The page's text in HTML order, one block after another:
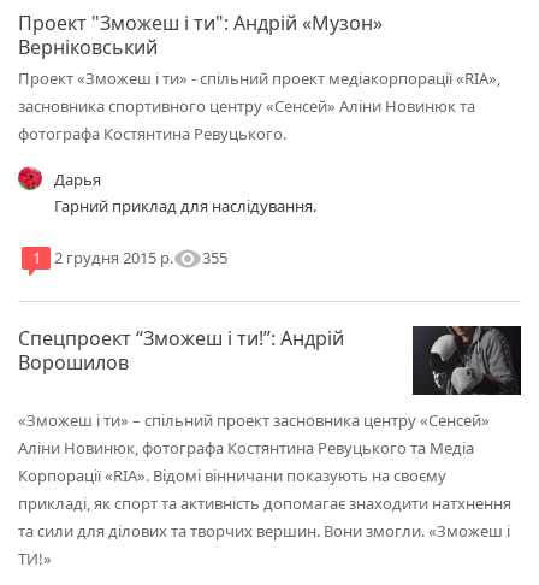
Проект "Зможеш і ти": Андрій «Музон»
Верніковський
Проект «Зможеш і ти» - спільний проект медіакорпорації «RIA»,
засновника спортивного центру «Сенсей» Аліни Новинюк та
фотографа Костянтина Ревуцького.
Дарья
Гарний приклад для наслідування.
1 2 грудня 2015 р.visibility355
Спецпроект “Зможеш і ти!”: Андрій
Ворошилов
«Зможеш і ти» – спільний проект засновника центру «Сенсей»
Аліни Новинюк, фотографа Костянтина Ревуцького та Медіа
Корпорації «RІА». Відомі вінничани показують на своєму
прикладі, як спорт та активність допомагає знаходити натхнення
та сили для ділових та творчих вершин. Вони змогли. «Зможеш і
ТИ!»